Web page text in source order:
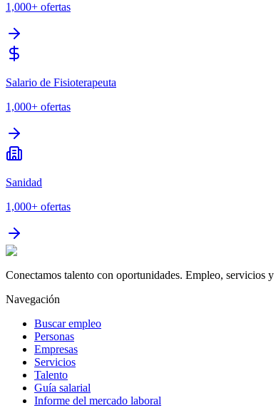
1,000+ ofertas
Salario de Fisioterapeuta
1,000+ ofertas
Sanidad
1,000+ ofertas
Conectamos talento con oportunidades. Empleo, servicios
Navegación
Buscar empleo
Personas
Empresas
Servicios
Talento
Guía salarial
Informe del mercado laboral